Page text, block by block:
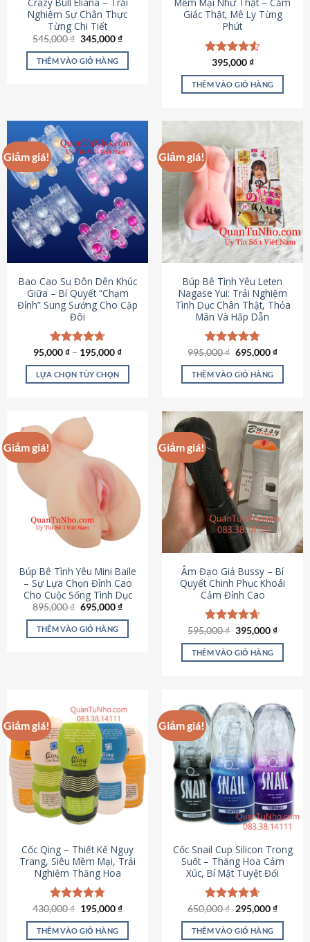
Crazy Bull Eliana – Trải
Nghiệm Sự Chân Thực
Từng Chi Tiết
545,000₫ Giá
là:
545,000 ₫.
345,000₫Giá
tại
THÊM VÀO GIỎ HÀNG
Mềm Mại Như Thật – Cảm
Giác Thật, Mê Ly Từng
Phút
Được xếp
hạng4.53
5 sao
395,000₫
THÊM VÀO GIỎ HÀNG
Giảm giá!
Bao Cao Su Đôn Dên Khúc
Giữa – Bí Quyết “Chạm
Đỉnh” Sung Sướng Cho Cặp
Đôi
Được xếp
hạng4.70
5 sao
95,000₫ – 195,000₫
LỰA CHỌN TÙY CHỌN
này
nhiều
biến
thể.
chọn
thể
chọn
trên
trang
sản
phẩm
Giảm giá!
Búp Bê Tình Yêu Leten
Nagase Yui: Trải Nghiệm
Tình Dục Chân Thật, Thỏa
Mãn Và Hấp Dẫn
Được xếp
hạng4.80
5 sao
995,000₫ Giá
là:
995,000 ₫.
695,000₫Giá
tại
THÊM VÀO GIỎ HÀNG
Giảm giá!
Búp Bê Tình Yêu Mini Baile
– Sự Lựa Chọn Đỉnh Cao
Cho Cuộc Sống Tình Dục
895,000₫ Giá
là:
895,000 ₫.
695,000₫Giá
tại
THÊM VÀO GIỎ HÀNG
Giảm giá!
Âm Đạo Giả Bussy – Bí
Quyết Chinh Phục Khoái
Cảm Đỉnh Cao
Được xếp
hạng4.64
5 sao
595,000₫ Giá
là:
595,000 ₫.
395,000₫Giá
tại
THÊM VÀO GIỎ HÀNG
Giảm giá!
Cốc Qing – Thiết Kế Ngụy
Trang, Siêu Mềm Mại, Trải
Nghiệm Thăng Hoa
Được xếp
hạng4.78
5 sao
430,000₫ Giá
là:
430,000 ₫.
195,000₫Giá
tại
THÊM VÀO GIỎ HÀNG
Giảm giá!
Cốc Snail Cup Silicon Trong
Suốt – Thăng Hoa Cảm
Xúc, Bí Mật Tuyệt Đối
Được xếp
hạng4.69
5 sao
650,000₫ Giá
là:
650,000 ₫.
295,000₫Giá
tại
THÊM VÀO GIỎ HÀNG